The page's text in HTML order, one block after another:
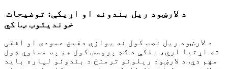
د لارښود ریل بندونه او اړیکې: توضیحات
خوندیتوب ټاکي
د لارښود ریل نصب کول نه یوازې دقیق عمودی او افقی
ته اړتیا لري، بلکې د ګډ پروسس کول هم په مساوي ډول
مهم دي. د لارښود ریلونو ترمنځ د بندونو لپاره باید